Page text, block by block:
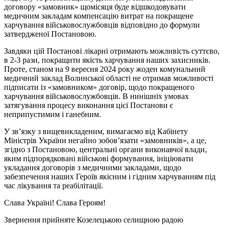
договору «замовник» щомісяця буде відшкодовувати
медичним закладам компенсацію витрат на покращене
харчування військовослужбовців відповідно до формули
затвердженої Постановою.
Завдяки цій Постанові лікарні отримають можливість суттєво,
в 2-3 рази, покращити якість харчування наших захисників.
Проте, станом на 9 вересня 2024 року жоден комунальний
медичний заклад Волинської області не отримав можливості
підписати із «замовником» договір, щодо покращеного
харчування військовослужбовців. В нинішніх умовах
затягування процесу виконання цієї Постанови є
неприпустимим і ганебним.
У зв’язку з вищевикладеним, вимагаємо від Кабінету
Міністрів України негайно зобов’язати «замовників», а це,
згідно з Постановою, центральні органи виконавчої влади,
яким підпорядковані військові формування, ініціювати
укладання договорів з медичними закладами, щодо
забезпечення наших Героїв якісним і гідним харчуванням під
час лікування та реабілітації.
Слава Україні! Слава Героям!
Звернення прийняте Козелецькою селищною радою